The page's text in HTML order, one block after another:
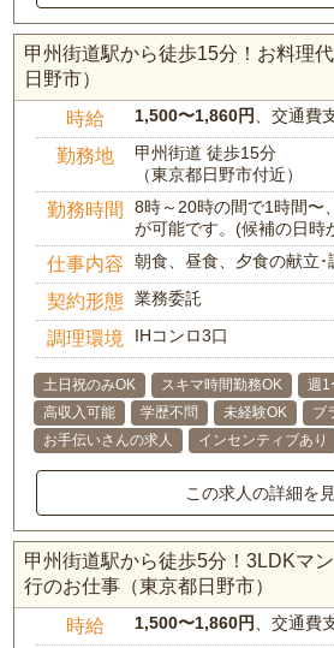
甲州街道駅から徒歩15分！お料理
日野市）
時給 1,500〜1,860円 、交通費
勤務地
甲州街道 徒歩15分
（東京都日野市付近）
勤務時間
8時～20時の間で1時間〜
が可能です。(候補の日時
仕事内容 朝食、昼食、夕食の献立･
契約形態 業務委託
調理環境 IHコンロ3口
土日祝のみOK スキマ時間勤務OK 週1
高収入可能
学歴不問 未経験OK
ブ
お手伝いさんの求人
インセンティブあり
この求人の詳細を
甲州街道駅から徒歩5分！3LDKマ
行のお仕事（東京都日野市）
時給 1,500〜1,860円 、交通費